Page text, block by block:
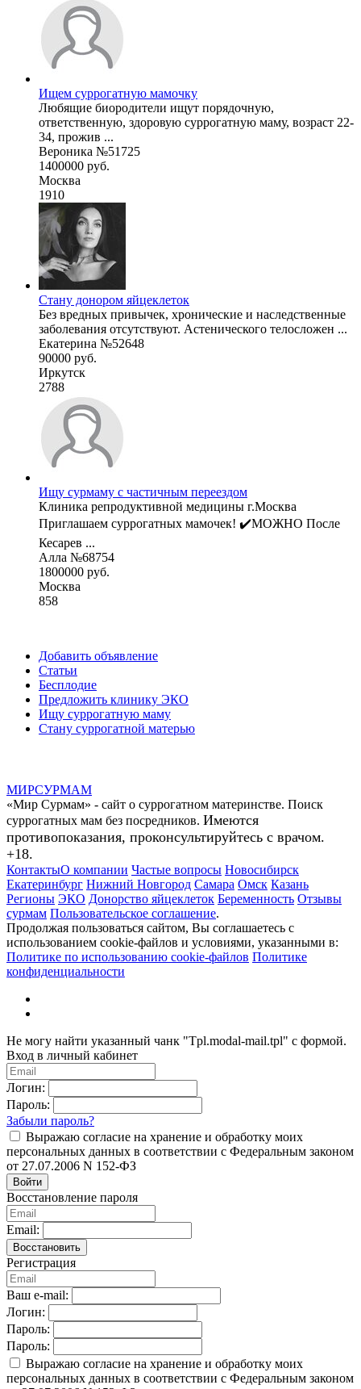
Ищем суррогатную мамочку
Любящие биородители ищут порядочную,
ответственную, здоровую суррогатную маму, возраст 22-
34, прожив ...
Вероника №51725
1400000 руб.
Москва
1910
Стану донором яйцеклеток
Без вредных привычек, хронические и наследственные
заболевания отсутствуют. Астенического телосложен ...
Екатерина №52648
90000 руб.
Иркутск
2788
Ищу сурмаму с частичным переездом
Клиника репродуктивной медицины г.Москва
Приглашаем суррогатных мамочек! ✔️МОЖНО После
Кесарев ...
Алла №68754
1800000 руб.
Москва
858
Добавить объявление
Статьи
Бесплодие
Предложить клинику ЭКО
Ищу суррогатную маму
Стану суррогатной матерью
МИРСУРМАМ
«Мир Сурмам» - сайт о суррогатном материнстве. Поиск
суррогатных мам без посредников. Имеются
противопоказания, проконсультируйтесь с врачом.
+18.
КонтактыО компании Частые вопросы Новосибирск
Екатеринбург Нижний Новгород Самара Омск Казань
Регионы ЭКО Донорство яйцеклеток Беременность Отзывы
сурмам Пользовательское соглашение.
Продолжая пользоваться сайтом, Вы соглашаетесь с
использованием cookie-файлов и условиями, указанными в:
Политике по использованию cookie-файлов Политике
конфиденциальности
Не могу найти указанный чанк "Tpl.modal-mail.tpl" с формой.
Вход в личный кабинет
Логин:
Пароль:
Забыли пароль?
Выражаю согласие на хранение и обработку моих
персональных данных в соответствии с Федеральным законом
от 27.07.2006 N 152-ФЗ
Войти
Восстановление пароля
Email:
Восстановить
Регистрация
Ваш e-mail:
Логин:
Пароль:
Пароль:
Выражаю согласие на хранение и обработку моих
персональных данных в соответствии с Федеральным законом